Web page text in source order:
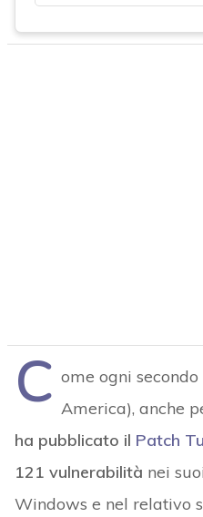
C ome ogni
America), anche
ha pubblicato il Patch
121 vulnerabilità nei
Windows e nel relativo